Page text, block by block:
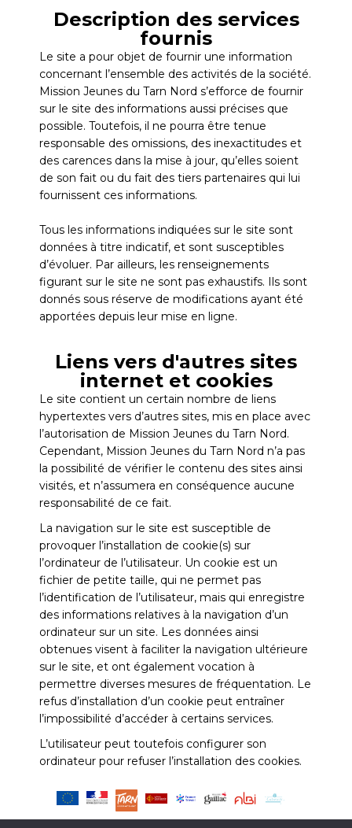
Description des services
fournis
Le site a pour objet de fournir une information
concernant l’ensemble des activités de la société.
Mission Jeunes du Tarn Nord s’efforce de fournir
sur le site des informations aussi précises que
possible. Toutefois, il ne pourra être tenue
responsable des omissions, des inexactitudes et
des carences dans la mise à jour, qu’elles soient
de son fait ou du fait des tiers partenaires qui lui
fournissent ces informations.
Tous les informations indiquées sur le site sont
données à titre indicatif, et sont susceptibles
d’évoluer. Par ailleurs, les renseignements
figurant sur le site ne sont pas exhaustifs. Ils sont
donnés sous réserve de modifications ayant été
apportées depuis leur mise en ligne.
Liens vers d'autres sites
internet et cookies
Le site contient un certain nombre de liens
hypertextes vers d’autres sites, mis en place avec
l’autorisation de Mission Jeunes du Tarn Nord.
Cependant, Mission Jeunes du Tarn Nord n’a pas
la possibilité de vérifier le contenu des sites ainsi
visités, et n’assumera en conséquence aucune
responsabilité de ce fait.
La navigation sur le site est susceptible de
provoquer l’installation de cookie(s) sur
l’ordinateur de l’utilisateur. Un cookie est un
fichier de petite taille, qui ne permet pas
l’identification de l’utilisateur, mais qui enregistre
des informations relatives à la navigation d’un
ordinateur sur un site. Les données ainsi
obtenues visent à faciliter la navigation ultérieure
sur le site, et ont également vocation à
permettre diverses mesures de fréquentation. Le
refus d’installation d’un cookie peut entraîner
l’impossibilité d’accéder à certains services.
L’utilisateur peut toutefois configurer son
ordinateur pour refuser l’installation des cookies.